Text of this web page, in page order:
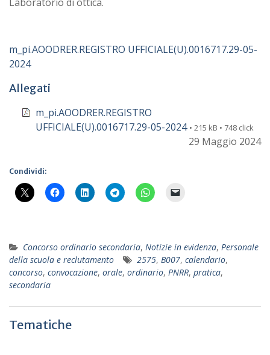
m_pi.AOODRER.REGISTRO UFFICIALE(U).0016717.29-05-
2024
Allegati
m_pi.AOODRER.REGISTRO
UFFICIALE(U).0016717.29-05-2024 • 215 kB • 748 click
29 Maggio 2024
Condividi:
Concorso ordinario secondaria, Notizie in evidenza, Personale
della scuola e reclutamento
2575, B007, calendario,
concorso, convocazione, orale, ordinario, PNRR, pratica,
secondaria
Tematiche